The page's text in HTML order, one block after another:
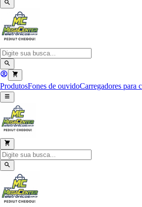
ProdutosFones de ouvidoCarregadores para